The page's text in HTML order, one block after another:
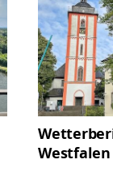
Westfalen